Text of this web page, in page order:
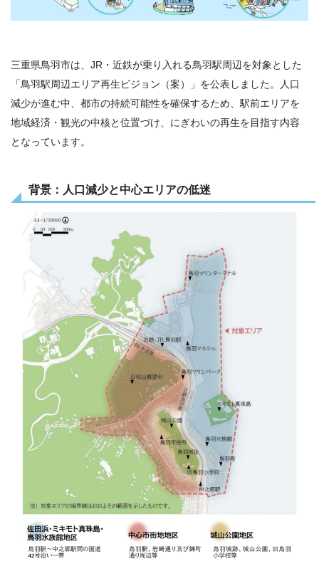
三重県鳥羽市は、JR・近鉄が乗り入れる鳥羽駅周辺を対象とした
「鳥羽駅周辺エリア再生ビジョン（案）」を公表しました。人口
減少が進む中、都市の持続可能性を確保するため、駅前エリアを
地域経済・観光の中核と位置づけ、にぎわいの再生を目指す内容
となっています。
背景：人口減少と中心エリアの低迷